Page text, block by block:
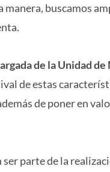
manera, buscamos
de la Unidad
de estas
de poner en
parte de la